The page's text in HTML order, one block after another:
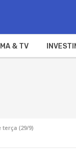
& TV
terça (29/9)